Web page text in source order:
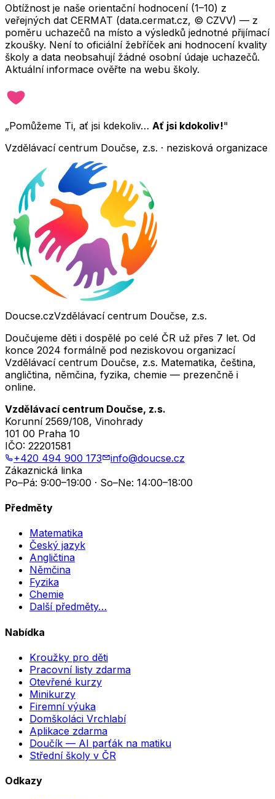
Obtížnost je naše orientační hodnocení (1–10) z
veřejných dat CERMAT (data.cermat.cz, © CZVV) — z
poměru uchazečů na místo a výsledků jednotné přijímací
zkoušky. Není to oficiální žebříček ani hodnocení kvality
školy a data neobsahují žádné osobní údaje uchazečů.
Aktuální informace ověřte na webu školy.
„Pomůžeme Ti, ať jsi kdekoliv… Ať jsi kdokoliv!"
Vzdělávací centrum Doučse, z.s. · nezisková organizace
Doucse.czVzdělávací centrum Doučse, z.s.
Doučujeme děti i dospělé po celé ČR už přes 7 let. Od
konce 2024 formálně pod neziskovou organizací
Vzdělávací centrum Doučse, z.s. Matematika, čeština,
angličtina, němčina, fyzika, chemie — prezenčně i
online.
Vzdělávací centrum Doučse, z.s.
Korunní 2569/108, Vinohrady
101 00 Praha 10
IČO: 22201581
+420 494 900 173
info@doucse.cz
Zákaznická linka
Po–Pá: 9:00–19:00 · So–Ne: 14:00–18:00
Předměty
Matematika
Český jazyk
Angličtina
Němčina
Fyzika
Chemie
Další předměty…
Nabídka
Kroužky pro děti
Pracovní listy zdarma
Otevřené kurzy
Minikurzy
Firemní výuka
Domškoláci Vrchlabí
Aplikace zdarma
Doučík — AI parťák na matiku
Střední školy v ČR
Odkazy